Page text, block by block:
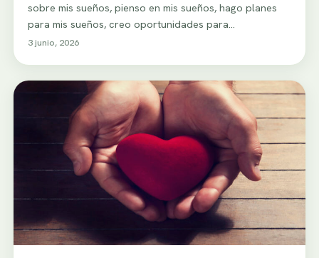
sobre mis sueños, pienso en mis sueños, hago planes
para mis sueños, creo oportunidades para…
3 junio, 2026